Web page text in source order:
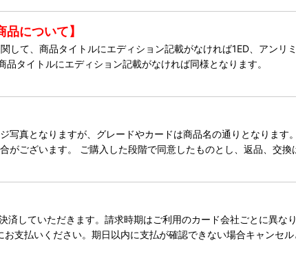
品について】
して、商品タイトルにエディション記載がなければ1ED、アンリ
タイトルにエディション記載がなければ同様となります。
写真となりますが、グレードやカードは商品名の通りとなりま
がございます。 ご購入した段階で同意したものとし、返品、交
していただきます。請求時期はご利用のカード会社ごとに異なり
支払いください。期日以内に支払が確認できない場合キャンセ